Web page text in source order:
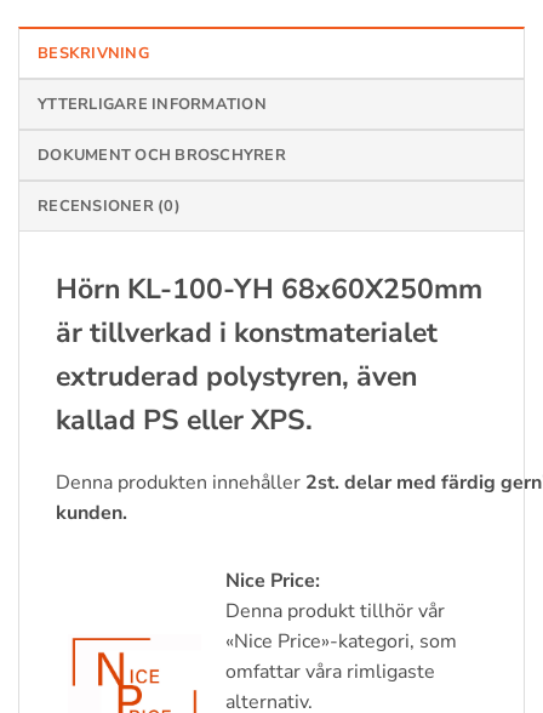
BESKRIVNING
YTTERLIGARE INFORMATION
DOKUMENT OCH BROSCHYRER
RECENSIONER (0)
Hörn KL-100-YH 68x60X250mm
är tillverkad i konstmaterialet
extruderad polystyren, även
kallad PS eller XPS.
Denna produkten innehåller 2st. delar med färdig
kunden.
Nice Price:
Denna produkt tillhör vår
«Nice Price»-kategori, som
omfattar våra rimligaste
alternativ.